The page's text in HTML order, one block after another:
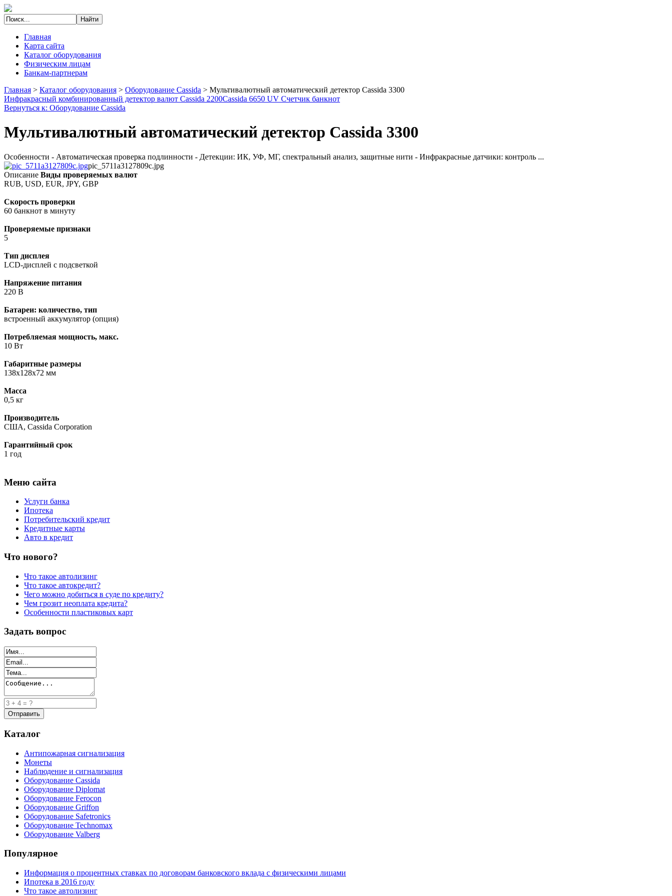
Главная
Карта сайта
Каталог оборудования
Физическим лицам
Банкам-партнерам
Главная > Каталог оборудования > Оборудование Cassida > Мультивалютный автоматический детектор Cassida 3300
Инфракрасный комбинированный детектор валют Cassida 2200Cassida 6650 UV Счетчик банкнот
Вернуться к: Оборудование Cassida
Мультивалютный автоматический детектор Cassida 3300
Особенности - Автоматическая проверка подлинности - Детекции: ИК, УФ, МГ, спектральный анализ, защитные нити - Инфракрасные датчики: контроль ...
pic_5711a3127809c.jpg
Описание Виды проверяемых валют
RUB, USD, EUR, JPY, GBP
Скорость проверки
60 банкнот в минуту
Проверяемые признаки
5
Тип дисплея
LCD-дисплей с подсветкой
Напряжение питания
220 В
Батареи: количество, тип
встроенный аккумулятор (опция)
Потребляемая мощность, макс.
10 Вт
Габаритные размеры
138x128x72 мм
Масса
0,5 кг
Производитель
США, Cassida Corporation
Гарантийный срок
1 год
Меню сайта
Услуги банка
Ипотека
Потребительский кредит
Кредитные карты
Авто в кредит
Что нового?
Что такое автолизинг
Что такое автокредит?
Чего можно добиться в суде по кредиту?
Чем грозит неоплата кредита?
Особенности пластиковых карт
Задать вопрос
Каталог
Антипожарная сигнализация
Монеты
Наблюдение и сигнализация
Оборудование Cassida
Оборудование Diplomat
Оборудование Ferocon
Оборудование Griffon
Оборудование Safetronics
Оборудование Technomax
Оборудование Valberg
Популярное
Информация о процентных ставках по договорам банковского вклада с физическими лицами
Ипотека в 2016 году
Что такое автолизинг